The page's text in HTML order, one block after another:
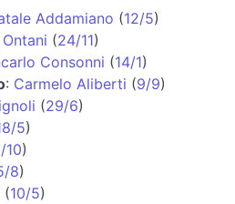
Addamiano (12/5)
(24/11)
Consonni (14/1)
: Carmelo Aliberti (9/9)
(29/6)
5)
10)
8)
(10/5)